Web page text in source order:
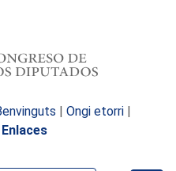
| Ongi etorri |
Enlaces